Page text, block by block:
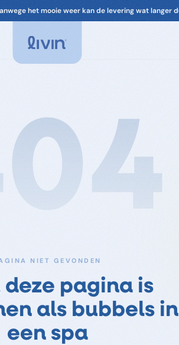
✅ Niet tevreden? Geld terug
om je spa in
je spa
NIET GEVONDEN
deze pagina is
als bubbels in
een spa